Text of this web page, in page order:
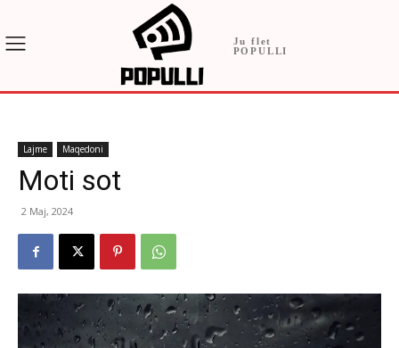
Ju flet
POPULLI
Lajme Maqedoni
Moti sot
2 Maj, 2024